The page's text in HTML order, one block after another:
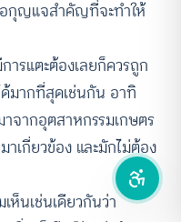
กุญแจสำคัญที่จะทำให้
รแตะต้องเลยก็ควรถูก
มากที่สุดเช่นกัน อาทิ
ากอุตสาหกรรมเกษตร
เกี่ยวข้อง และมักไม่ต้อง
ห็นเช่นเดียวกันว่า